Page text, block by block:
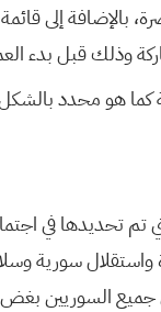
بالإضافة إلى
وذلك قبل بدء
كما هو محدد بالشكل
سورية
السوريين بغض